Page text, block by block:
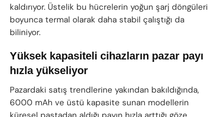
kaldırıyor. Üstelik bu hücrelerin yoğun şarj döngüleri
boyunca termal olarak daha stabil çalıştığı da
biliniyor.
Yüksek kapasiteli cihazların pazar payı
hızla yükseliyor
Pazardaki satış trendlerine yakından bakıldığında,
6000 mAh ve üstü kapasite sunan modellerin